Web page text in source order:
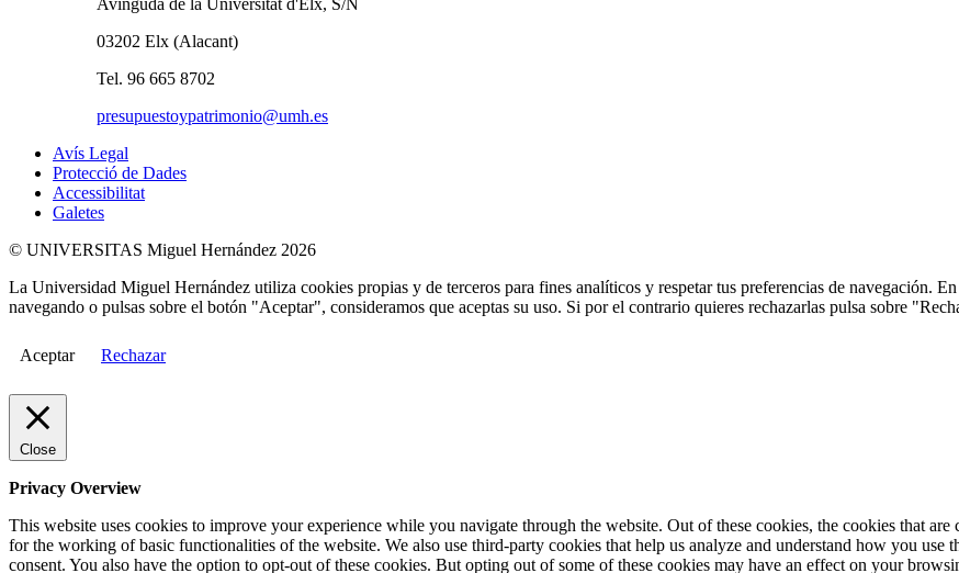
Avinguda de la Universitat d'Elx, S/N
03202 Elx (Alacant)
Tel. 96 665 8702
presupuestoypatrimonio@umh.es
Avís Legal
Protecció de Dades
Accessibilitat
Galetes
© UNIVERSITAS Miguel Hernández 2026
La Universidad Miguel Hernández utiliza cookies propias y de terceros para fines analíticos y respetar tus preferencias de navegación. En
navegando o pulsas sobre el botón "Aceptar", consideramos que aceptas su uso. Si por el contrario quieres rechazarlas pulsa sobre
Aceptar Rechazar
Close
Privacy Overview
This website uses cookies to improve your experience while you navigate through the website. Out of these cookies, the cookies that are
for the working of basic functionalities of the website. We also use third-party cookies that help us analyze and understand how you
consent. You also have the option to opt-out of these cookies. But opting out of some of these cookies may have an effect on your